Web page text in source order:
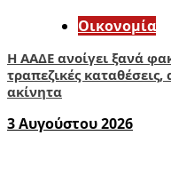
Οικονομία
Η ΑΑΔΕ ανοίγει ξανά
τραπεζικές
ακίνητα
3 Αυγούστου 2026